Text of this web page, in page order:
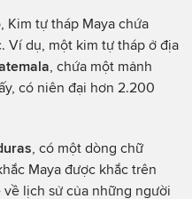
Kim tự tháp Maya chứa
Ví dụ, một kim tự tháp ở địa
, chứa một mảnh
có niên đại hơn 2.200
, có một dòng chữ
Maya được khắc trên
lịch sử của những người